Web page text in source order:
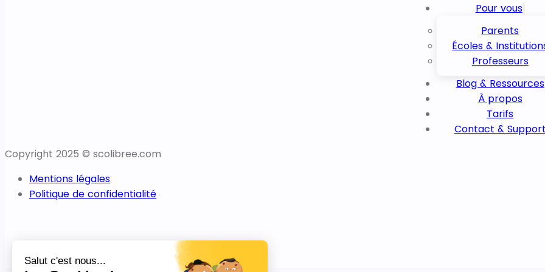
Pour vous
Parents
Écoles &
Professeurs
Blog & Ressources
À propos
Tarifs
Contact &
Copyright 2025 © scolibree.com
Mentions légales
Politique de confidentialité